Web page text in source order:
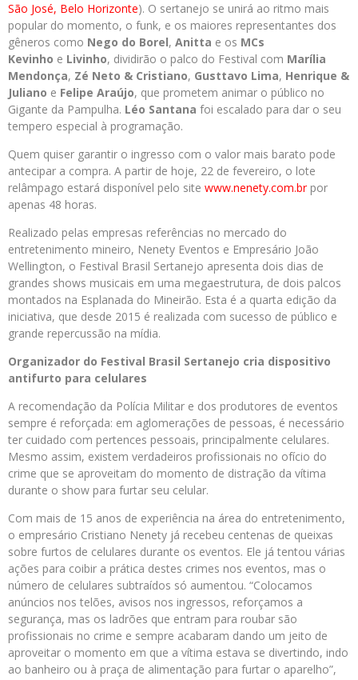
São José, Belo Horizonte). O sertanejo se unirá ao ritmo mais
popular do momento, o funk, e os maiores representantes dos
gêneros como Nego do Borel, Anitta e os MCs
Kevinho e Livinho, dividirão o palco do Festival com Marília
Mendonça, Zé Neto & Cristiano, Gusttavo Lima, Henrique &
Juliano e Felipe Araújo, que prometem animar o público no
Gigante da Pampulha. Léo Santana foi escalado para dar o seu
tempero especial à programação.
Quem quiser garantir o ingresso com o valor mais barato pode
antecipar a compra. A partir de hoje, 22 de fevereiro, o lote
relâmpago estará disponível pelo site www.nenety.com.brpor
apenas 48 horas.
Realizado pelas empresas referências no mercado do
entretenimento mineiro, Nenety Eventos e Empresário João
Wellington, o Festival Brasil Sertanejo apresenta dois dias de
grandes shows musicais em uma megaestrutura, de dois palcos
montados na Esplanada do Mineirão. Esta é a quarta edição da
iniciativa, que desde 2015 é realizada com sucesso de público e
grande repercussão na mídia.
Organizador do Festival Brasil Sertanejo cria dispositivo
antifurto para celulares
A recomendação da Polícia Militar e dos produtores de eventos
sempre é reforçada: em aglomerações de pessoas, é necessário
ter cuidado com pertences pessoais, principalmente celulares.
Mesmo assim, existem verdadeiros profissionais no ofício do
crime que se aproveitam do momento de distração da vítima
durante o show para furtar seu celular.
Com mais de 15 anos de experiência na área do entretenimento,
o empresário Cristiano Nenety já recebeu centenas de queixas
sobre furtos de celulares durante os eventos. Ele já tentou várias
ações para coibir a prática destes crimes nos eventos, mas o
número de celulares subtraídos só aumentou. “Colocamos
anúncios nos telões, avisos nos ingressos, reforçamos a
segurança, mas os ladrões que entram para roubar são
profissionais no crime e sempre acabaram dando um jeito de
aproveitar o momento em que a vítima estava se divertindo, indo
ao banheiro ou à praça de alimentação para furtar o aparelho”,